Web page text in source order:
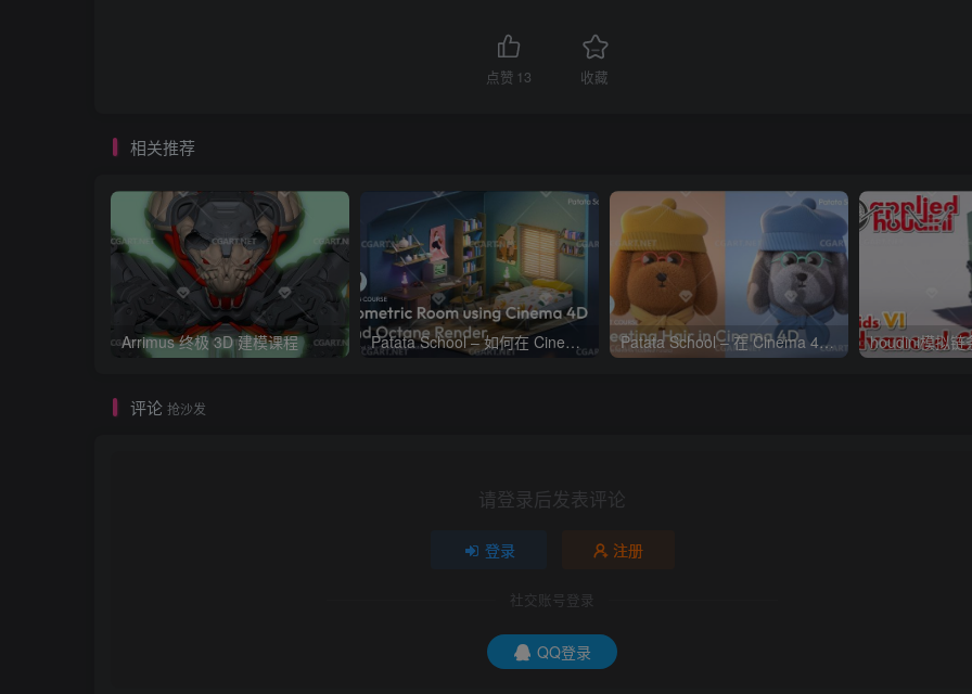
点赞 13 收藏
相关推荐
Arrimus 终极 3D 建模课程 Patata School – 如何在 Cinema 4D 和 Octane 中制迷你房间 Patata School – 在 Cinema 4D 中创建毛发教程 houdini模拟链
评论 抢沙发
请登录后发表评论
登录 注册
社交账号登录
QQ登录